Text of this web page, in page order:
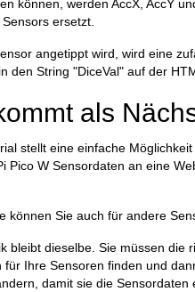
können, werden AccX, AccY
ersetzt.
angetippt wird, wird eine
den String "DiceVal" auf der
als
stellt eine einfache
Pico W Sensordaten an eine
können Sie auch für andere
bleibt dieselbe. Sie müssen die
für Ihre Sensoren finden und
damit sie die Sensordaten